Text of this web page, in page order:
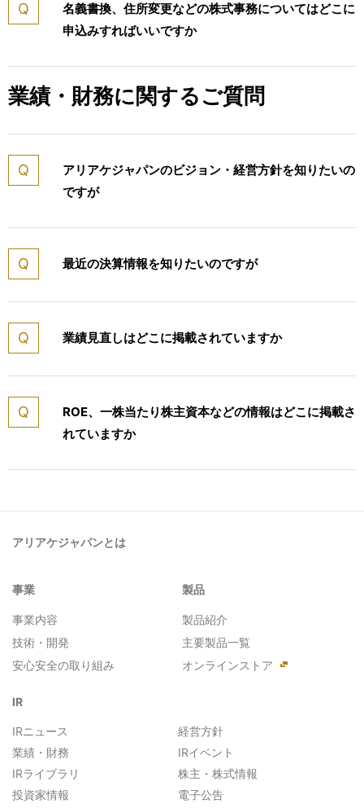
名義書換、住所変更などの株式事務についてはどこに
申込みすればいいですか
業績・財務に関するご質問
アリアケジャパンのビジョン・経営方針を知りたいの
ですが
最近の決算情報を知りたいのですが
業績見直しはどこに掲載されていますか
ROE、一株当たり株主資本などの情報はどこに掲載さ
れていますか
アリアケジャパンとは
事業
事業内容
技術・開発
安心安全の取り組み
製品
製品紹介
主要製品一覧
オンラインストア
IR
IRニュース
経営方針
業績・財務
IRイベント
IRライブラリ
株主・株式情報
投資家情報
電子公告